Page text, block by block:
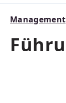
Management